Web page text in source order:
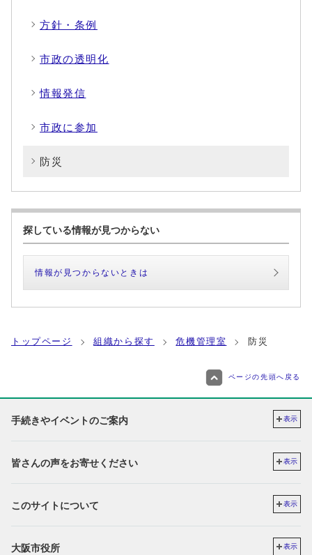
方針・条例
市政の透明化
情報発信
市政に参加
防災
探している情報が見つからない
情報が見つからないときは
トップページ 組織から探す 危機管理室 防災
ページの先頭へ戻る
手続きやイベントのご案内 表示
皆さんの声をお寄せください 表示
このサイトについて 表示
大阪市役所 表示